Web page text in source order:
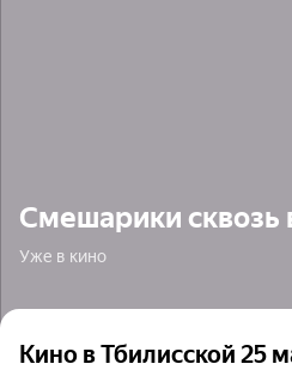
Смешарики сквозь
Уже в кино
Кино в Тбилисской 25